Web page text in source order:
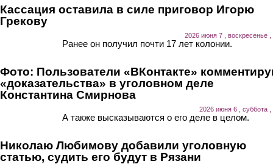
Кассация оставила в силе приговор Игорю
Грекову
2026 июня 7 , воскресенье ,
Ранее он получил почти 17 лет колонии.
Фото: Пользователи «ВКонтакте»
«доказательства» в уголовном деле
Константина Смирнова
2026 июня 6 , суббота ,
А также высказываются о его деле в целом.
Николаю Любимову добавили уголовную
статью, судить его будут в Рязани